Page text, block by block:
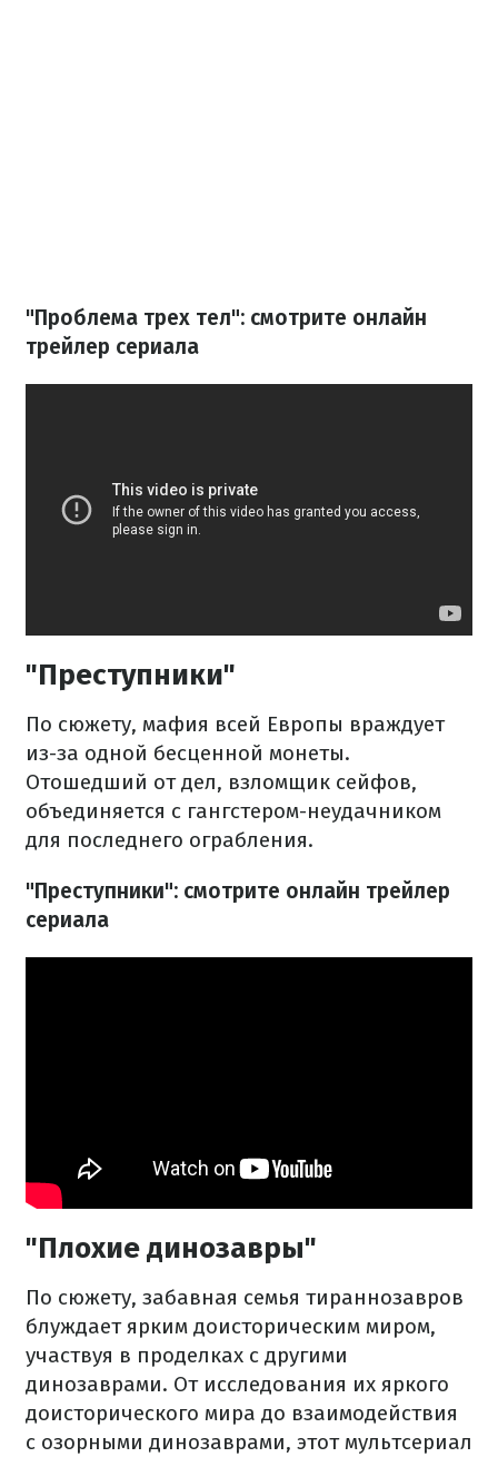
"Проблема трех тел": смотрите онлайн
трейлер сериала
"Преступники"
По сюжету, мафия всей Европы враждует
из-за одной бесценной монеты.
Отошедший от дел, взломщик сейфов,
объединяется с гангстером-неудачником
для последнего ограбления.
"Преступники": смотрите онлайн трейлер
сериала
"Плохие динозавры"
По сюжету, забавная семья тираннозавров
блуждает ярким доисторическим миром,
участвуя в проделках с другими
динозаврами. От исследования их яркого
доисторического мира до взаимодействия
с озорными динозаврами, этот мультсериал